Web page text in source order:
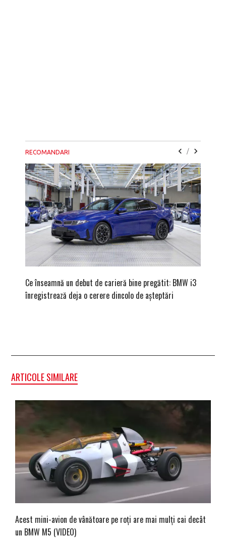
RECOMANDARI /
Ce înseamnă un debut de carieră bine pregătit: BMW i3
înregistrează deja o cerere dincolo de așteptări
ARTICOLE SIMILARE
Acest mini-avion de vânătoare pe roți are mai mulți cai decât
un BMW M5 (VIDEO)